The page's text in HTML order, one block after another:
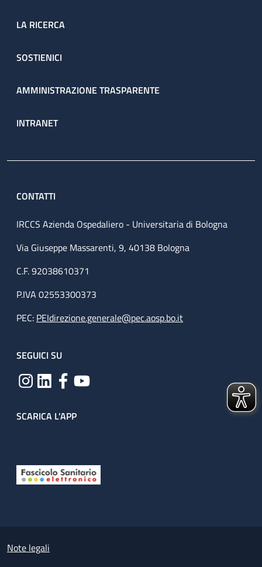
LA RICERCA
SOSTIENICI
AMMINISTRAZIONE TRASPARENTE
INTRANET
CONTATTI
IRCCS Azienda Ospedaliero - Universitaria di Bologna
Via Giuseppe Massarenti, 9, 40138 Bologna
C.F. 92038610371
P.IVA 02553300373
PEC: PEIdirezione.generale@pec.aosp.bo.it
SEGUICI SU
SCARICA L'APP
Small prints
Note legali